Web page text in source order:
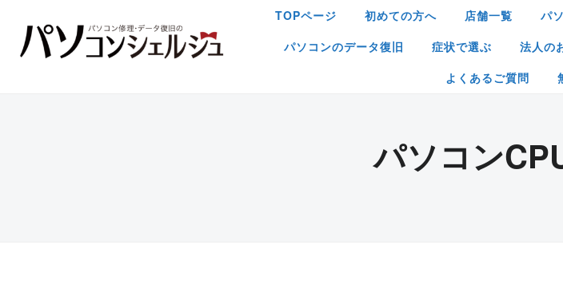
TOPページ 初めての方へ 店舗一覧 パ
パソコンのデータ復旧
症状で選ぶ 法人の
よくあるご質問
パソコン